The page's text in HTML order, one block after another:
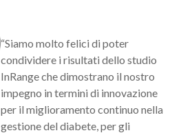
“Siamo molto felici di poter
condividere i risultati dello studio
InRange che dimostrano il nostro
impegno in termini di innovazione
per il miglioramento continuo nella
gestione del diabete, per gli